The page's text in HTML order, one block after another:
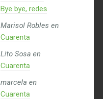
Bye bye, redes
Marisol Robles en
Cuarenta
Lito Sosa en
Cuarenta
marcela en
Cuarenta